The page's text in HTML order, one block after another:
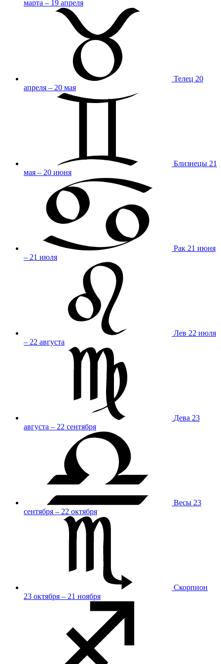
марта – 19 апреля
Телец 20
апреля – 20 мая
Близнецы 21
мая – 20 июня
Рак 21 июня
– 21 июля
Лев 22 июля
– 22 августа
Дева 23
августа – 22 сентября
Весы 23
сентября – 22 октября
Скорпион
23 октября – 21 ноября